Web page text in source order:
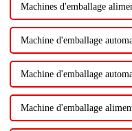
Machines d'emballage
Machine d'emballage
Machine d'emballage
Machine d'emballage